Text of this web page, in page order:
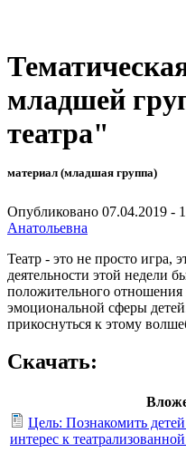
младшей
театра"
материал (младшая группа)
Опубликовано 07.04.2019 -
Анатольевна
Театр - это не просто
деятельности этой недели
положительного отношения
эмоциональной сферы
прикоснуться к этому
Скачать:
Цель: Познакомить
интерес к